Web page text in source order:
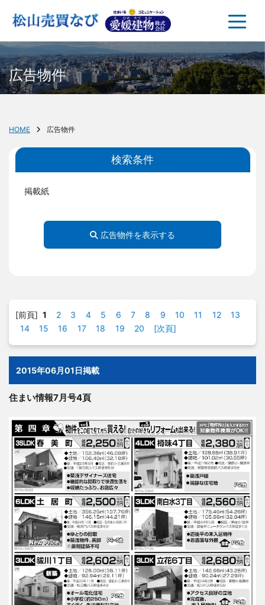
広告物件
HOME 広告物件
検索条件
掲載紙
広告物件を表示する
[前頁] 1 2 3 4 5 6 7 8 9 10 11 12
13
14
15 16 17 18 19 20 [次頁]
2015年06月01日掲載
住まい情報7月号4頁